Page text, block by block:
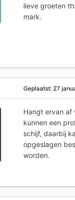
lieve groeten
mark.
Geplaatst: 27
Hangt ervan af
kunnen een
schijf, daarbij
opgeslagen
worden.